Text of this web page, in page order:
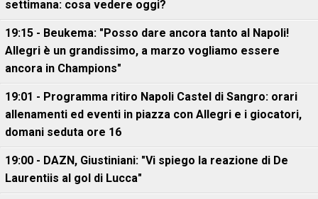
settimana: cosa vedere oggi?
19:15 - Beukema: "Posso dare ancora tanto al Napoli!
Allegri è un grandissimo, a marzo vogliamo essere
ancora in Champions"
19:01 - Programma ritiro Napoli Castel di Sangro: orari
allenamenti ed eventi in piazza con Allegri e i giocatori,
domani seduta ore 16
19:00 - DAZN, Giustiniani: "Vi spiego la reazione di De
Laurentiis al gol di Lucca"